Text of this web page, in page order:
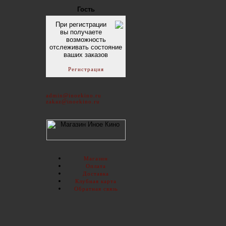
Гость
При регистрации
вы получаете
возможность
отслеживать состояние
ваших заказов
Регистрация
admin@inoekino.ru
zakaz@inoekino.ru
Магазин
Оплата
Доставка
Клубная карта
Обратная связь